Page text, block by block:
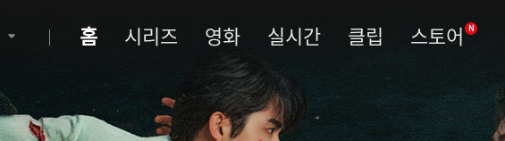
홈 시리즈 영화 실시간 클립 스토어 N